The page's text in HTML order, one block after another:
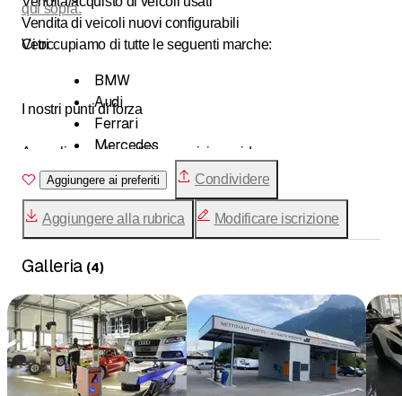
Vendita di veicoli nuovi configurabili
Vetri
I nostri punti di forza
Accoglienza di qualità e servizio rapido
Consulenza e servizi personalizzati
Attrezzature tecniche all'avanguardia
Prezzi trasparenti
Venite a scoprire i nostri nuovi modelli.
Saremo lieti di darvi il benvenuto, a presto.
qui sopra.
Ci occupiamo di tutte le seguenti marche:
BMW
Audi
Ferrari
Mercedes
Porsche
Maserati
Volvo
Subaru
Citroën
Renault
Peugeot
Honda
VW
Mitsubishi
Aggiungere ai preferiti Condividere
Aggiungere alla rubrica Modificare iscrizione
Galleria (4)